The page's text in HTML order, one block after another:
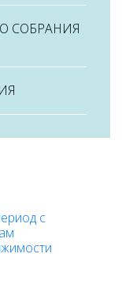
СОБРАНИЯ
с